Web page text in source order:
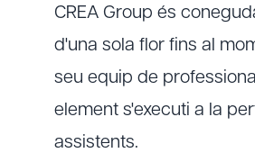
CREA Group és
d'una sola flor fins al
seu equip de
element s'executi a la
assistents.